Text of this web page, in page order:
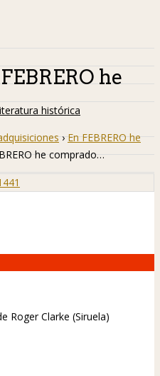
histórica
he
› En FEBRERO he
he comprado…
Roger Clarke (Siruela)